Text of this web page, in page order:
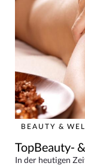
BEAUTY &
TopBeauty-
In der heutigen